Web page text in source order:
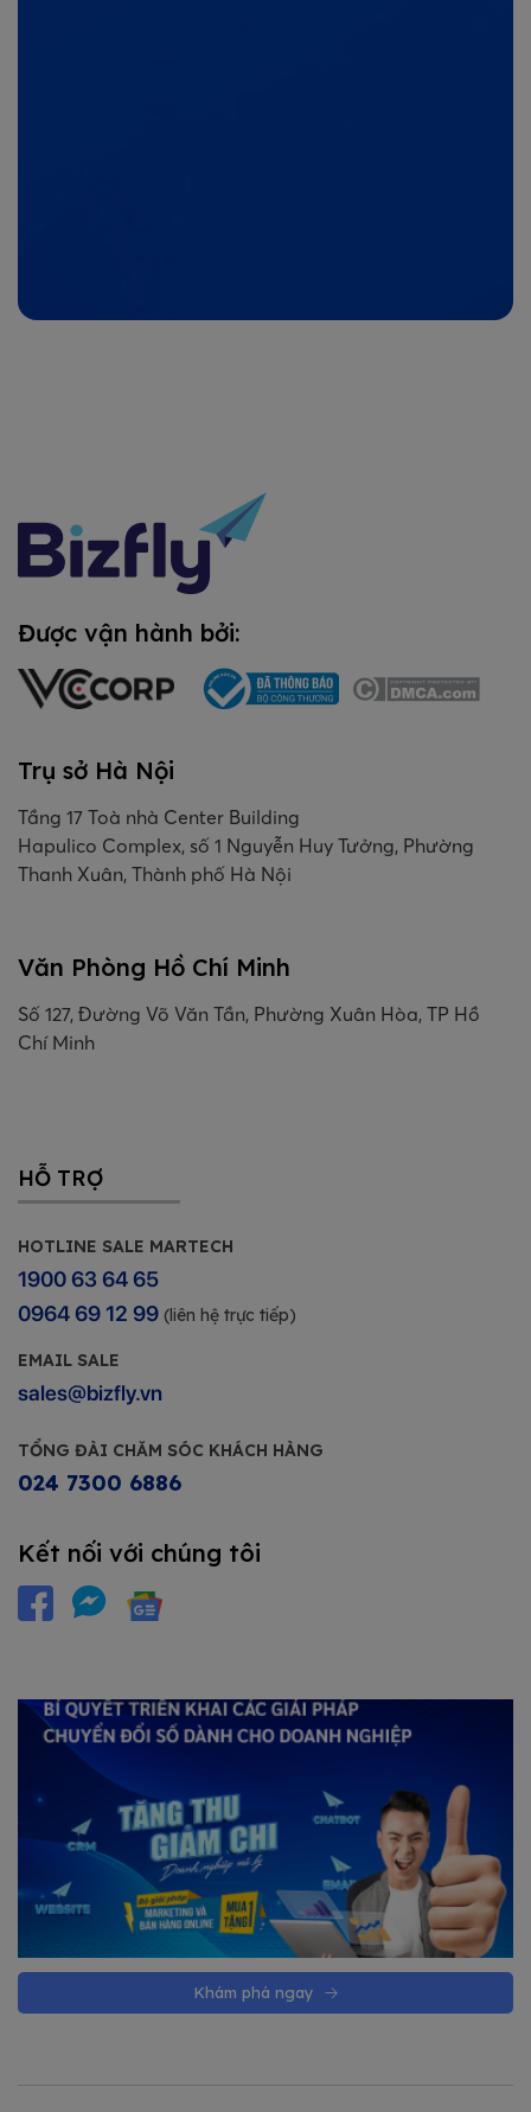
Được vận hành bởi:
Trụ sở Hà Nội
Tầng 17 Toà nhà Center Building
Hapulico Complex, số 1 Nguyễn Huy Tưởng, Phường
Thanh Xuân, Thành phố Hà Nội
Văn Phòng Hồ Chí Minh
Số 127, Đường Võ Văn Tần, Phường Xuân Hòa, TP Hồ
Chí Minh
HỖ TRỢ
HOTLINE SALE MARTECH
1900 63 64 65
0964 69 12 99 (liên hệ trực tiếp)
EMAIL SALE
sales@bizfly.vn
TỔNG ĐÀI CHĂM SÓC KHÁCH HÀNG
024 7300 6886
Kết nối với chúng tôi
Khám phá ngay